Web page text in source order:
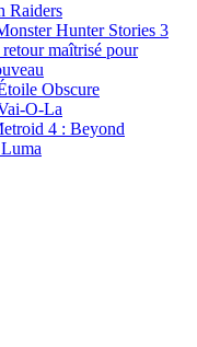
Raiders
Hunter Stories 3
maîtrisé pour
Obscure
O-La
4 : Beyond